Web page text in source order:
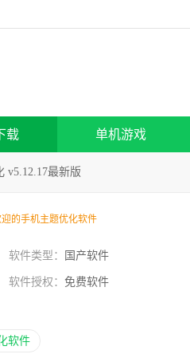
载 单机游戏
v5.12.17最新版
的手机主题优化软件
软件类型： 国产软件
软件授权： 免费软件
软件